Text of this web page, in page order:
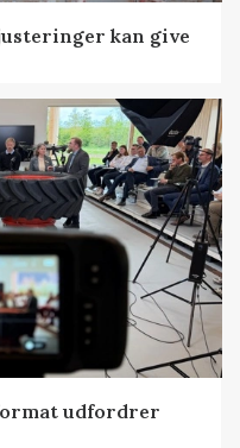
kan give
udfordrer